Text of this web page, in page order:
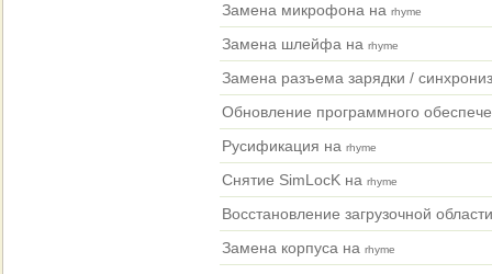
Замена микрофона на rhyme
Замена шлейфа на rhyme
Замена разъема зарядки /
Обновление программного
Русификация на rhyme
Снятие SimLocK на rhyme
Восстановление загрузочной
Замена корпуса на rhyme